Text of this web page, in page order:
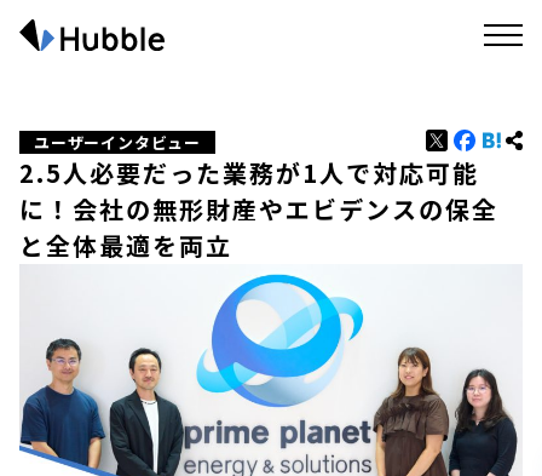
ユーザーインタビュー
2.5人必要だった業務が1人で対応可能
に！会社の無形財産やエビデンスの保全
と全体最適を両立